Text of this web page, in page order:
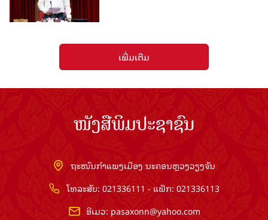
ເພີ່ມເຕີມ
ໜັງສືພິມປະຊາຊົນ
ຖະໜົນກຳແພງເມືອງ ນະຄອນຫຼວງວຽງຈັນ
ໂທລະສັບ: 021336111 - ແຟັກ: 021336113
ອີເມວ: pasaxonn@yahoo.com